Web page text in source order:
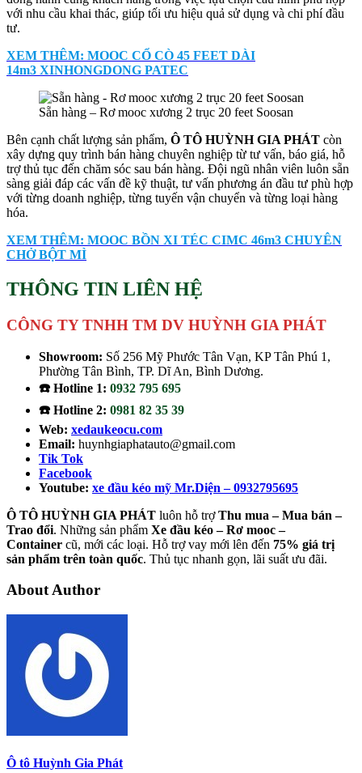
với nhu cầu khai thác, giúp tối ưu hiệu quả sử dụng và chi phí đầu
tư.
XEM THÊM: MOOC CỔ CÒ 45 FEET DÀI
14m3 XINHONGDONG PATEC
Sẵn hàng – Rơ mooc xương 2 trục 20 feet Soosan
Bên cạnh chất lượng sản phẩm, Ô TÔ HUỲNH GIA PHÁT còn
xây dựng quy trình bán hàng chuyên nghiệp từ tư vấn, báo giá, hỗ
trợ thủ tục đến chăm sóc sau bán hàng. Đội ngũ nhân viên luôn sẵn
sàng giải đáp các vấn đề kỹ thuật, tư vấn phương án đầu tư phù hợp
với từng doanh nghiệp, từng tuyến vận chuyển và từng loại hàng
hóa.
XEM THÊM: MOOC BỒN XI TÉC CIMC 46m3 CHUYÊN
CHỞ BỘT MÌ
THÔNG TIN LIÊN HỆ
CÔNG TY TNHH TM DV HUỲNH GIA PHÁT
Showroom: Số 256 Mỹ Phước Tân Vạn, KP Tân Phú 1,
Phường Tân Bình, TP. Dĩ An, Bình Dương.
☎️ Hotline 1: 0932 795 695
☎️ Hotline 2: 0981 82 35 39
Web: xedaukeocu.com
Email: huynhgiaphatauto@gmail.com
Tik Tok
Facebook
Youtube: xe đầu kéo mỹ Mr.Diện – 0932795695
Ô TÔ HUỲNH GIA PHÁT luôn hỗ trợThu mua – Mua bán –
Trao đổi. Những sản phẩm Xe đầu kéo – Rơ mooc –
Container cũ, mới các loại. Hỗ trợ vay mới lên đến 75% giá trị
sản phẩm trên toàn quốc. Thủ tục nhanh gọn, lãi suất ưu đãi.
About Author
Ô tô Huỳnh Gia Phát